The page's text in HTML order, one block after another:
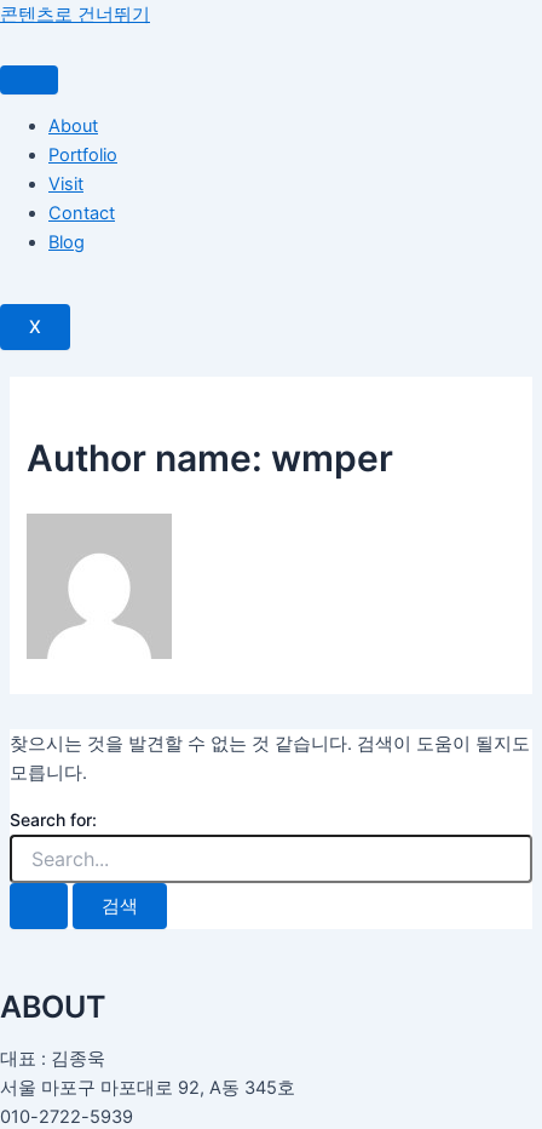
콘텐츠로 건너뛰기
About
Portfolio
Visit
Contact
Blog
X
Author name: wmper
찾으시는 것을 발견할 수 없는 것 같습니다. 검색이 도움이 될지도
모릅니다.
Search for:
ABOUT
대표 : 김종욱
서울 마포구 마포대로 92, A동 345호
010-2722-5939